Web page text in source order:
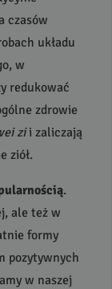
czasów
układu
w
redukować
zdrowie
zii zaliczają
ziół.
.
ale też w
formy
pozytywnych
w naszej